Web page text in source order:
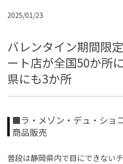
2025/01/23
バレンタイン期間限
ート店が全国50か所
県にも3か所
■ラ・メゾン・デュ・ショ
商品販売
普段は静岡県内で目にできない